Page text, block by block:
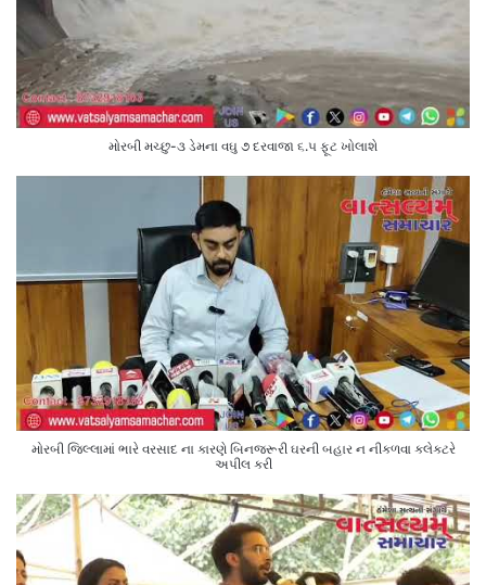
મોરબી મચ્છુ-૩ ડેમના વઘુ ૭ દરવાજા ૬.૫ ફૂટ ખોલાશે
મોરબી જિલ્લામાં ભારે વરસાદ ના કારણે બિનજરૂરી ઘરની બહાર ન નીકળવા કલેક્ટરે
અપીલ કરી